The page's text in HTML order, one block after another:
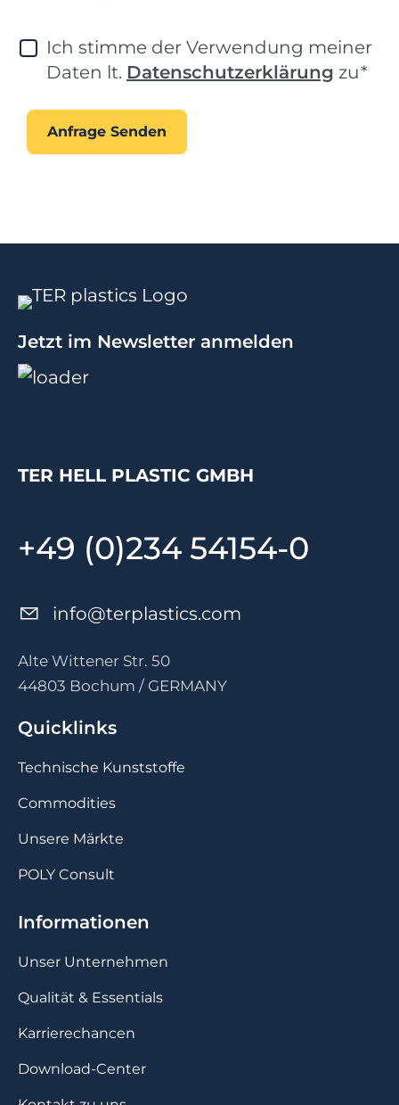
Ich stimme der Verwendung meiner
Daten lt. Datenschutzerklärung zu*
Anfrage Senden
Jetzt im Newsletter anmelden
TER HELL PLASTIC GMBH
+49 (0)234 54154-0
nf t rpl st cs c m
Alte Wittener Str. 50
44803 Bochum / GERMANY
Quicklinks
Technische Kunststoffe
Commodities
Unsere Märkte
POLY Consult
Informationen
Unser Unternehmen
Qualität & Essentials
Karrierechancen
Download-Center